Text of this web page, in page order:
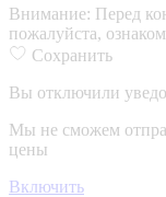
Внимание: Перед
пожалуйста,
Сохранить
Вы отключили
Мы не сможем
цены
Включить